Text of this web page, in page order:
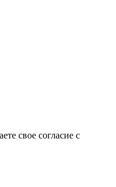
свое согласие с